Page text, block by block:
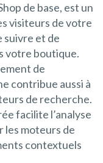
de base, est un
visiteurs de votre
suivre et de
votre boutique.
de
contribue aussi à
de recherche.
facilite l’analyse
les moteurs de
contextuels